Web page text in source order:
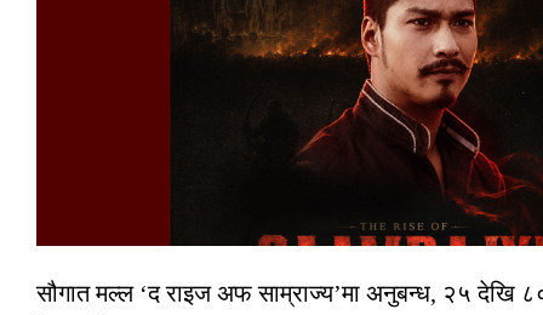
सौगात मल्ल ‘द राइज अफ साम्राज्य’मा अनुबन्ध, २५ देखि